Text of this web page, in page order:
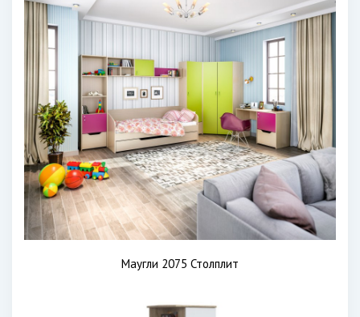
Маугли 2075 Столплит